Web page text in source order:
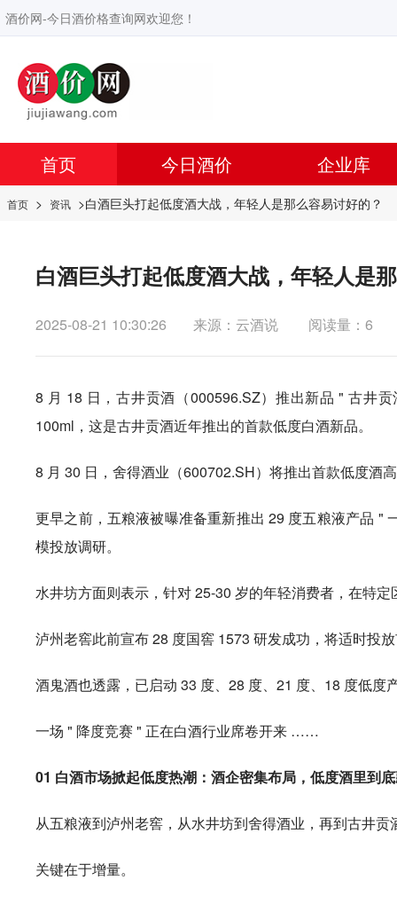
酒价网-今日酒价格查询网欢迎您！
首页 今日酒价 企业库
首页 > 资讯 >白酒巨头打起低度酒大战，年轻人是那么容易讨好的？
白酒巨头打起低度酒大战，年轻人是
2025-08-21 10:30:26 来源：云酒说 阅读量：6
8 月 18 日，古井贡酒（000596.SZ）推出新品 " 古井
100ml，这是古井贡酒近年推出的首款低度白酒新品。
8 月 30 日，舍得酒业（600702.SH）将推出首款低度酒
更早之前，五粮液被曝准备重新推出 29 度五粮液产品 "
模投放调研。
水井坊方面则表示，针对 25-30 岁的年轻消费者，在特
泸州老窖此前宣布 28 度国窖 1573 研发成功，将适时投
酒鬼酒也透露，已启动 33 度、28 度、21 度、18 度低度
一场 " 降度竞赛 " 正在白酒行业席卷开来 ……
01 白酒市场掀起低度热潮：酒企密集布局，低度酒里到
从五粮液到泸州老窖，从水井坊到舍得酒业，再到古井
关键在于增量。